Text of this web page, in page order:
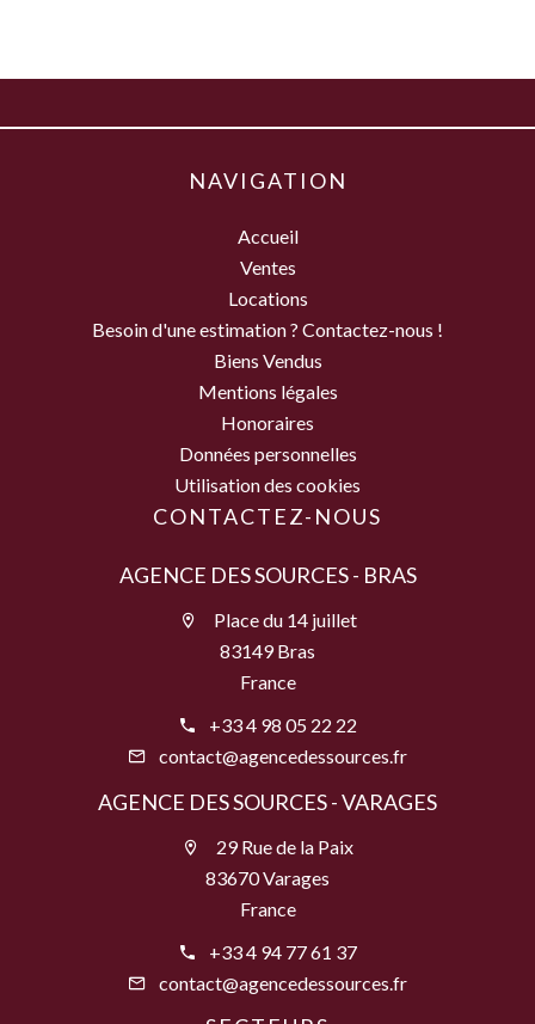
NAVIGATION
Accueil
Ventes
Locations
Besoin d'une estimation ? Contactez-nous !
Biens Vendus
Mentions légales
Honoraires
Données personnelles
Utilisation des cookies
CONTACTEZ-NOUS
AGENCE DES SOURCES - BRAS
Place du 14 juillet
83149 Bras
France
+33 4 98 05 22 22
contact@agencedessources.fr
AGENCE DES SOURCES - VARAGES
29 Rue de la Paix
83670 Varages
France
+33 4 94 77 61 37
contact@agencedessources.fr